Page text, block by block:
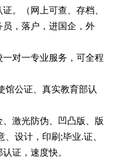
。（网上可查、存档、
，落户，进国企，外
对一专业服务，可全程
公证、真实教育部认
激光防伪、凹凸版、版
设计，印刷;毕业.证、
证，速度快。